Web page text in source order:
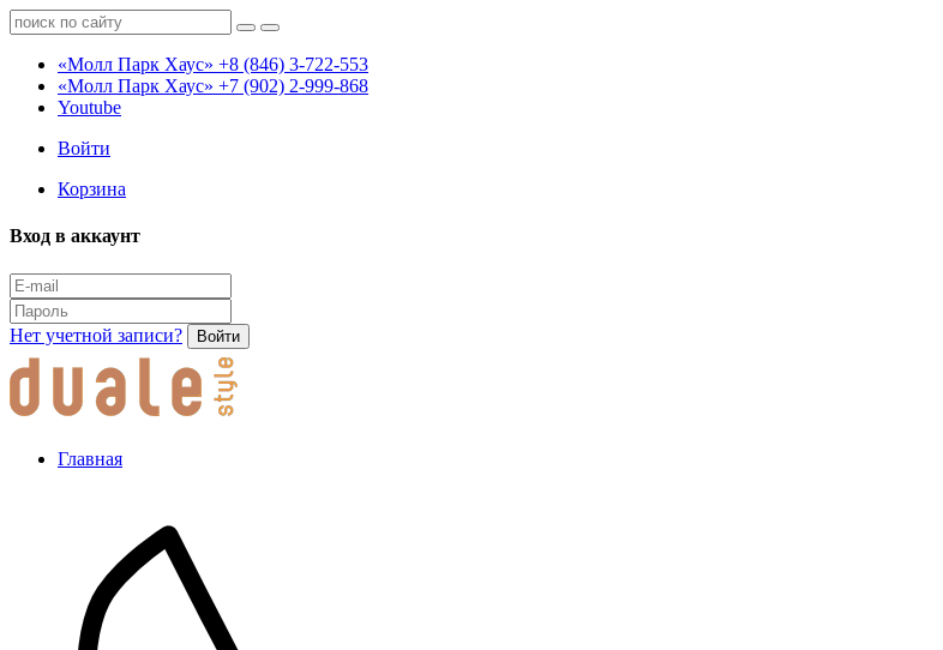
«Молл Парк Хаус» +8 (846) 3-722-553
«Молл Парк Хаус» +7 (902) 2-999-868
Youtube
Войти
Корзина
Вход в аккаунт
Нет учетной записи? Войти
Главная